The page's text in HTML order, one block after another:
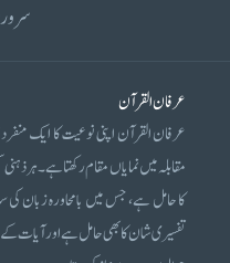
عرفان القرآن
عرفان القرآن اپنی نوعیت کا ایک
مقابلہ میں نمایاں مقام رکھتا ہے۔ ہر
کا حامل ہے، جس میں بامحاورہ زبان
تفسیری شان کا بھی حامل ہے اور آیات